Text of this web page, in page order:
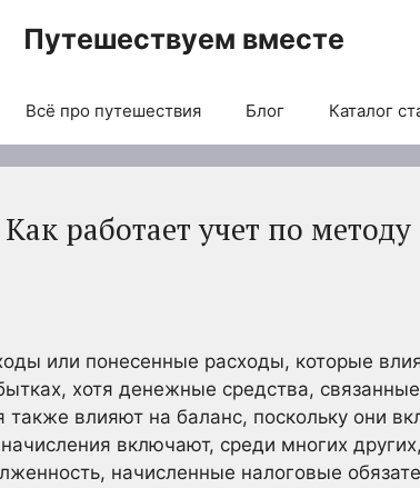
Путешествуем вместе
Всё про путешествия Блог Каталог
работает учет по
или понесенные расходы, которые
хотя денежные средства,
также влияют на баланс, поскольку они
включают, среди многих
начисленные налоговые